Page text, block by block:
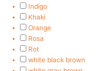
Indigo
Khaki
Orange
Rosa
Rot
white black brown